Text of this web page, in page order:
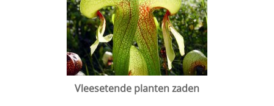
Vleesetende planten zaden